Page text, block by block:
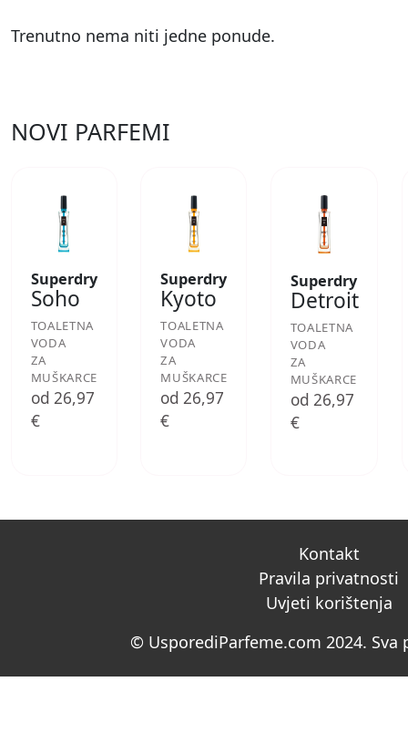
Trenutno nema niti jedne ponude.
NOVI PARFEMI
Superdry
Soho
TOALETNA
VODA
ZA
MUŠKARCE
od 26,97
€
Superdry
Kyoto
TOALETNA
VODA
ZA
MUŠKARCE
od 26,97
€
Superdry
Detroit
TOALETNA
VODA
ZA
MUŠKARCE
od 26,97
€
Kontakt
Pravila privatnosti
Uvjeti korištenja
© UsporediParfeme.com 2024. Sva